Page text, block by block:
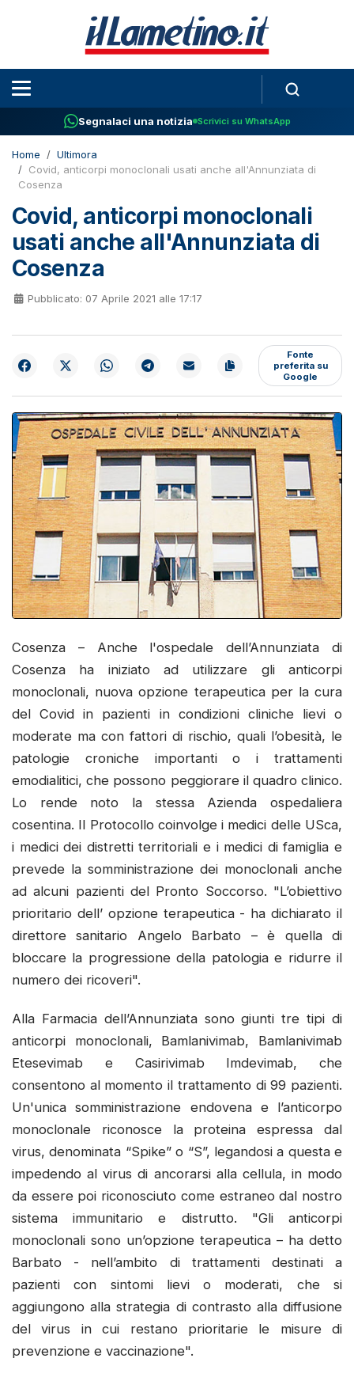
Segnalaci una notizia Scrivici su WhatsApp
Home
Ultimora
Covid, anticorpi monoclonali usati anche all'Annunziata di
Cosenza
Covid, anticorpi monoclonali
usati anche all'Annunziata di
Cosenza
Pubblicato: 07 Aprile 2021 alle 17:17
Fonte
preferita su
Google
Cosenza – Anche l'ospedale dell’Annunziata di
Cosenza ha iniziato ad utilizzare gli anticorpi
monoclonali, nuova opzione terapeutica per la cura
del Covid in pazienti in condizioni cliniche lievi o
moderate ma con fattori di rischio, quali l’obesità, le
patologie croniche importanti o i trattamenti
emodialitici, che possono peggiorare il quadro clinico.
Lo rende noto la stessa Azienda ospedaliera
cosentina. Il Protocollo coinvolge i medici delle USca,
i medici dei distretti territoriali e i medici di famiglia e
prevede la somministrazione dei monoclonali anche
ad alcuni pazienti del Pronto Soccorso. "L’obiettivo
prioritario dell’ opzione terapeutica - ha dichiarato il
direttore sanitario Angelo Barbato – è quella di
bloccare la progressione della patologia e ridurre il
numero dei ricoveri".
Alla Farmacia dell’Annunziata sono giunti tre tipi di
anticorpi monoclonali, Bamlanivimab, Bamlanivimab
Etesevimab e Casirivimab Imdevimab, che
consentono al momento il trattamento di 99 pazienti.
Un'unica somministrazione endovena e l’anticorpo
monoclonale riconosce la proteina espressa dal
virus, denominata “Spike” o “S”, legandosi a questa e
impedendo al virus di ancorarsi alla cellula, in modo
da essere poi riconosciuto come estraneo dal nostro
sistema immunitario e distrutto. "Gli anticorpi
monoclonali sono un’opzione terapeutica – ha detto
Barbato - nell’ambito di trattamenti destinati a
pazienti con sintomi lievi o moderati, che si
aggiungono alla strategia di contrasto alla diffusione
del virus in cui restano prioritarie le misure di
prevenzione e vaccinazione".